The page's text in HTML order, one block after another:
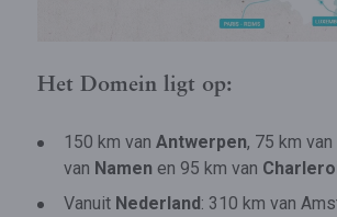
Het Domein ligt op:
150 km van Antwerpen, 75 km van
van Namen en 95 km van
Vanuit Nederland: 310 km van